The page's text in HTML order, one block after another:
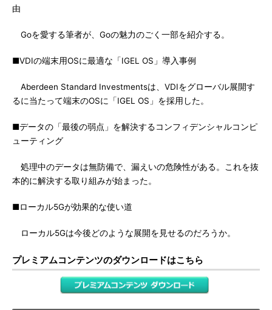
由
Goを愛する筆者が、Goの魅力のごく一部を紹介する。
■VDIの端末用OSに最適な「IGEL OS」導入事例
Aberdeen Standard Investmentsは、VDIをグローバル展開す
るに当たって端末のOSに「IGEL OS」を採用した。
■データの「最後の弱点」を解決するコンフィデンシャルコンピ
ューティング
処理中のデータは無防備で、漏えいの危険性がある。これを抜
本的に解決する取り組みが始まった。
■ローカル5Gが効果的な使い道
ローカル5Gは今後どのような展開を見せるのだろうか。
プレミアムコンテンツのダウンロードはこちら